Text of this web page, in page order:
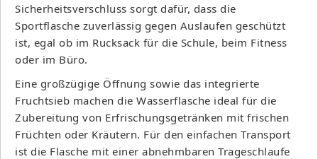
Sicherheitsverschluss sorgt dafür, dass die
Sportflasche zuverlässig gegen Auslaufen geschützt
ist, egal ob im Rucksack für die Schule, beim Fitness
oder im Büro.
Eine großzügige Öffnung sowie das integrierte
Fruchtsieb machen die Wasserflasche ideal für die
Zubereitung von Erfrischungsgetränken mit frischen
Früchten oder Kräutern. Für den einfachen Transport
ist die Flasche mit einer abnehmbaren Trageschlaufe